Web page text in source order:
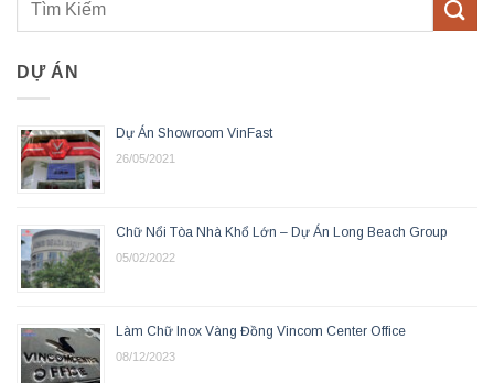
DỰ ÁN
Dự Án Showroom VinFast
26/05/2021
Chữ Nổi Tòa Nhà Khổ Lớn – Dự Án Long Beach Group
05/02/2022
Làm Chữ Inox Vàng Đồng Vincom Center Office
08/12/2023